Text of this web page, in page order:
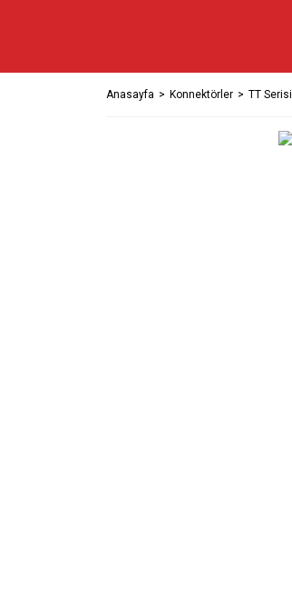
Anasayfa Konnektörler TT Serisi